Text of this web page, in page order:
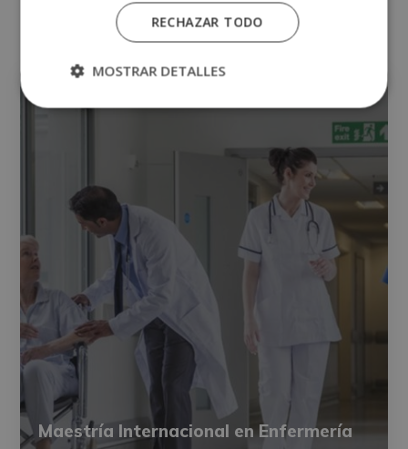
Enfermería
Maestría Internacional en Enfermería
RECHAZAR TODO
MOSTRAR DETALLES